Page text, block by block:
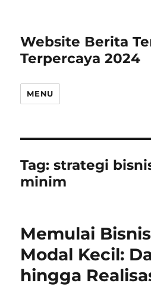
Website Berita
Terpercaya 2024
MENU
Tag:strategi
minim
Memulai
Modal Kecil:
hingga